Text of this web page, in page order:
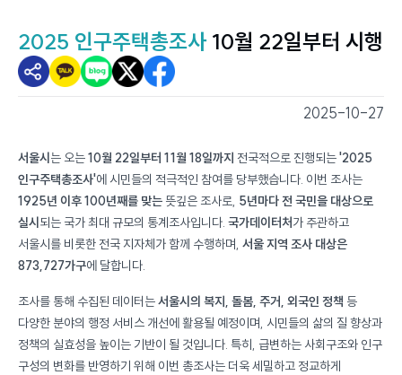
2025 인구주택총조사10월 22일부터 시행
2025-10-27
스마트서울뷰 - 스마트서울소식
서울시는 오는10월 22일부터 11월 18일까지 전국적으로 진행되는'2025
인구주택총조사'
에 시민들의 적극적인 참여를 당부했습니다. 이번 조사는
1925년 이후 100년째를 맞는 뜻깊은 조사로, 5년마다 전 국민을 대상으로
실시
되는 국가 최대 규모의 통계조사입니다. 국가데이터처가 주관하고
서울시를 비롯한 전국 지자체가 함께 수행하며, 서울 지역 조사 대상은
873,727가구에 달합니다.
조사를 통해 수집된 데이터는서울시의 복지, 돌봄, 주거, 외국인 정책 등
다양한 분야의 행정 서비스 개선에 활용될 예정이며, 시민들의 삶의 질 향상과
정책의 실효성을 높이는 기반이 될 것입니다. 특히, 급변하는 사회구조와 인구
구성의 변화를 반영하기 위해 이번 총조사는 더욱 세밀하고 정교하게